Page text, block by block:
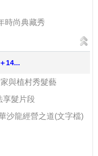
時尚典藏秀
＋14...
與植村秀髮藝
享髮片段
沙龍經營之道(文字檔)